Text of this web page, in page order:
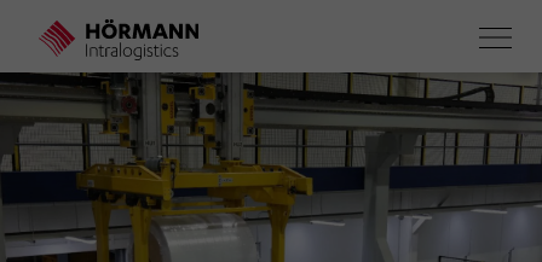
Direkt
Inhalt